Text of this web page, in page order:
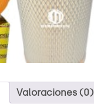
Valoraciones (0)